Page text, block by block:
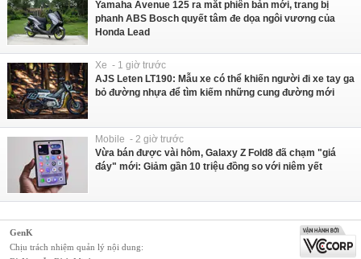
Yamaha Avenue 125 ra mắt phiên bản mới, trang bị
phanh ABS Bosch quyết tâm đe dọa ngôi vương của
Honda Lead
Xe - 1 giờ trước
AJS Leten LT190: Mẫu xe có thể khiến người đi xe tay ga
bỏ đường nhựa để tìm kiếm những cung đường mới
Mobile - 2 giờ trước
Vừa bán được vài hôm, Galaxy Z Fold8 đã chạm "giá
đáy" mới: Giảm gần 10 triệu đồng so với niêm yết
GenK
Chịu trách nhiệm quản lý nội dung: